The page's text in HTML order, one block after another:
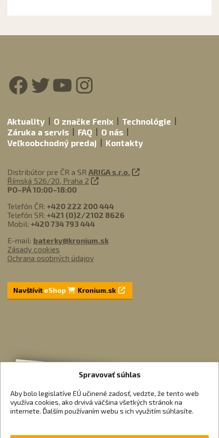
Spravovať súhlas
Aby bolo legislatíve EÚ učinené zadosť, vedzte, že tento web
využíva cookies, ako drvivá väčšina všetkých stránok na
internete. Ďalším používaním webu s ich využitím súhlasíte.
Facebook
Twitter
YouTube
Aktuality O značke Fenix
Technológie
Záruka a servis
FAQ
O nás
Veľkoobchodný predaj
Kontakty
Distribútor pre ČR a SR ARIGA s.r.o.
Římská 526/20, Praha 2
PO–PÁ 10:00–18:00
Telefón ČR: +420 222 200 444
Telefón SR: +421 (0)2/2102 8626
Mobil: +420 734 793 444
E-mail: baterky@kronium.sk
Zásady cookies
Ochrana osobných údajov
NavštíviteShop Kronium.sk